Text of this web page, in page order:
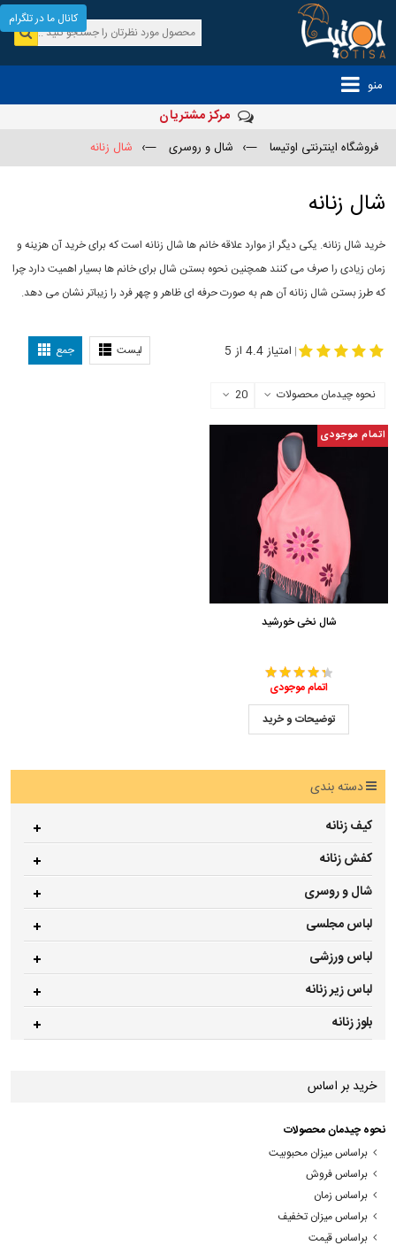
منو
مرکز مشتریان
فروشگاه اینترنتی اوتیسا —› شال و روسری —› شال زنانه
شال زنانه
خرید شال زنانه. یکی دیگر از موارد علاقه خانم ها شال زنانه است که برای خرید آن هزینه و
زمان زیادی را صرف می کنند همچنین نحوه بستن شال برای خانم ها بسیار اهمیت دارد چرا
که طرز بستن شال زنانه آن هم به صورت حرفه ای ظاهر و چهر فرد را زیباتر نشان می دهد.
لیست جمع | امتیاز 4.4 از 5
نحوه چیدمان محصولات 20
اتمام موجودی
شال نخی خورشید
اتمام موجودی
توضیحات و خرید
دسته بندی
کیف زنانه
کفش زنانه
شال و روسری
لباس مجلسی
لباس ورزشی
لباس زیر زنانه
بلوز زنانه
خرید بر اساس
نحوه چیدمان محصولات
براساس میزان محبوبیت
براساس فروش
براساس زمان
براساس میزان تخفیف
براساس قیمت
کانال ما در تلگرام